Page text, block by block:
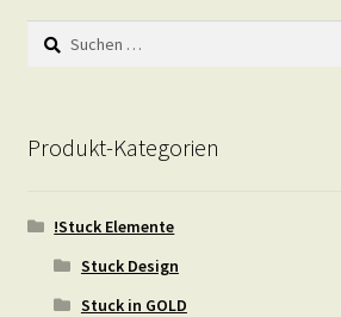
Suchen
nach:
Produkt-Kategorien
!Stuck Elemente
Stuck Design
Stuck in GOLD